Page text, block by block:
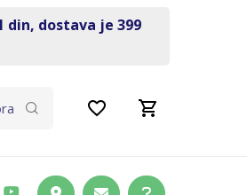
din, dostava je 399